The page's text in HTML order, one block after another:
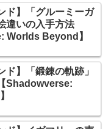
ド】「グルーミーガ
違いの入手方法
Worlds Beyond】
ド】「鍛錬の軌跡」
Shadowverse: